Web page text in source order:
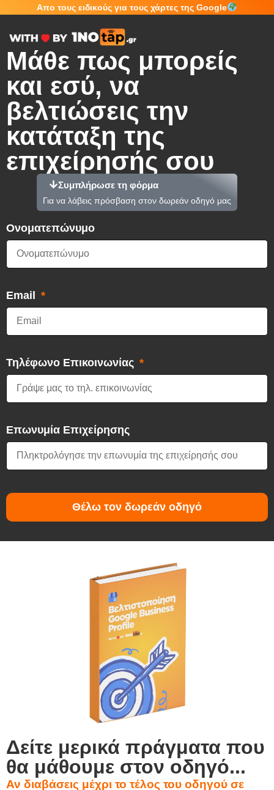
Απο τους ειδικούς για τους χάρτες της Google
Μάθε πως μπορείς
και εσύ, να
βελτιώσεις την
κατάταξη της
επιχείρησής σου
Συμπλήρωσε τη φόρμα
Για να λάβεις πρόσβαση στον δωρεάν οδηγό μας
Ονοματεπώνυμο
Email
Τηλέφωνο Επικοινωνίας
Επωνυμία Επιχείρησης
Θέλω τον δωρεάν οδηγό
Δείτε μερικά πράγματα που
θα μάθουμε στον οδηγό...
Αν διαβάσεις μέχρι το τέλος του οδηγού σε